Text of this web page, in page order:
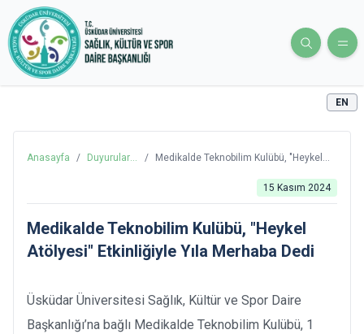
EN
Anasayfa /
Duyurular
/
Medikalde Teknobilim Kulübü, "Heykel
15 Kasım 2024
Medikalde Teknobilim Kulübü, "Heykel
Atölyesi" Etkinliğiyle Yıla Merhaba Dedi
Üsküdar Üniversitesi Sağlık, Kültür ve Spor Daire
Başkanlığı’na bağlı Medikalde Teknobilim Kulübü, 1